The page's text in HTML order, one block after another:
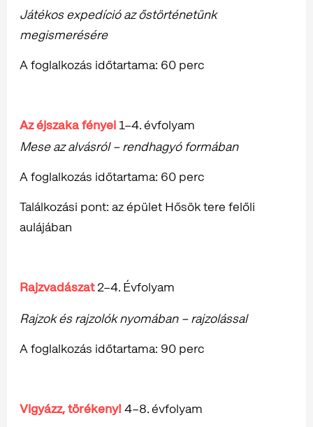
Játékos expedíció az őstörténetünk
megismerésére
A foglalkozás időtartama: 60 perc
Az éjszaka fényei 1–4. évfolyam
Mese az alvásról – rendhagyó formában
A foglalkozás időtartama: 60 perc
Találkozási pont: az épület Hősök tere felőli
aulájában
Rajzvadászat2–4. Évfolyam
Rajzok és rajzolók nyomában – rajzolással
A foglalkozás időtartama: 90 perc
Vigyázz, törékeny! 4–8. évfolyam